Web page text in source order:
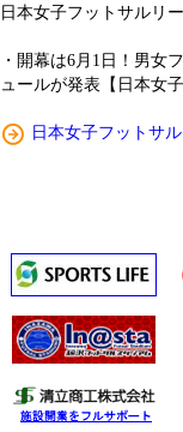
日本女子フットサルリ
・開幕は6月1日！男女
ュールが発表【日本女
日本女子フットサ